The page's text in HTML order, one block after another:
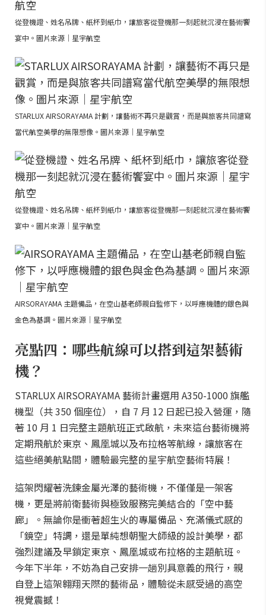
從登機證、姓名吊牌、紙杯到紙巾，讓旅客從登機那一刻起就沉浸在藝術饗
宴中。圖片來源｜星宇航空
STARLUX AIRSORAYAMA 計劃，讓藝術不再只是觀賞，而是與旅客共同譜寫
當代航空美學的無限想像。圖片來源｜星宇航空
從登機證、姓名吊牌、紙杯到紙巾，讓旅客從登機那一刻起就沉浸在藝術饗
宴中。圖片來源｜星宇航空
AIRSORAYAMA 主題備品，在空山基老師親自監修下，以呼應機體的銀色與
金色為基調。圖片來源｜星宇航空
亮點四：哪些航線可以搭到這架藝術
機？
STARLUX AIRSORAYAMA 藝術計畫選用 A350-1000 旗艦
機型（共 350 個座位），自 7 月 12 日起已投入營運，隨
著 10 月 1 日完整主題航班正式啟航，未來這台藝術機將
定期飛航於東京、鳳凰城以及布拉格等航線，讓旅客在
這些絕美航點間，體驗最完整的星宇航空藝術特展！
這架閃耀著洗鍊金屬光澤的藝術機，不僅僅是一架客
機，更是將前衛藝術與極致服務完美結合的「空中藝
廊」。無論你是衝著超生火的專屬備品、充滿儀式感的
「鏡空」特調，還是單純想朝聖大師級的設計美學，都
強烈建議及早鎖定東京、鳳凰城或布拉格的主題航班。
今年下半年，不妨為自己安排一趟別具意義的飛行，親
自登上這架翱翔天際的藝術品，體驗從未感受過的高空
視覺震撼！